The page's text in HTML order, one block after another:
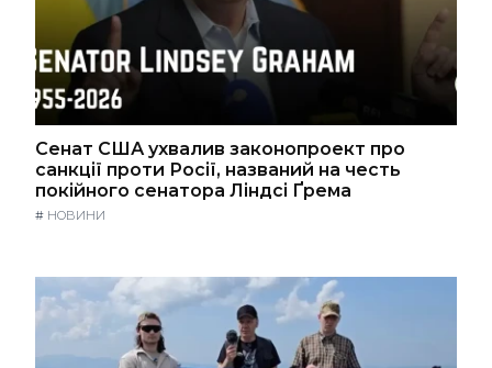
Сенат США ухвалив законопроект про
санкції проти Росії, названий на честь
покійного сенатора Ліндсі Ґрема
# НОВИНИ